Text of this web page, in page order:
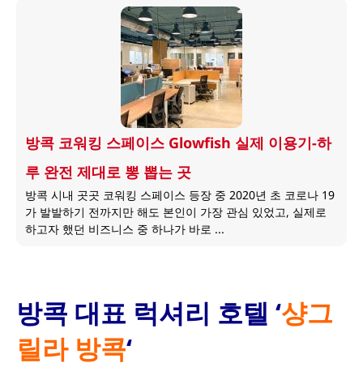
방콕 코워킹 스페이스 Glowfish 실제 이용기-하
루 완전 제대로 뽕 뽑는 곳
방콕 시내 곳곳 코워킹 스페이스 등장 중 2020년 초 코로나 19
가 발발하기 전까지만 해도 본인이 가장 관심 있었고, 실제로
하고자 했던 비즈니스 중 하나가 바로 ...
방콕 대표 럭셔리 호텔 ‘샹그
릴라 방콕‘